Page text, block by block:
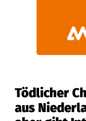
Tödlicher
aus